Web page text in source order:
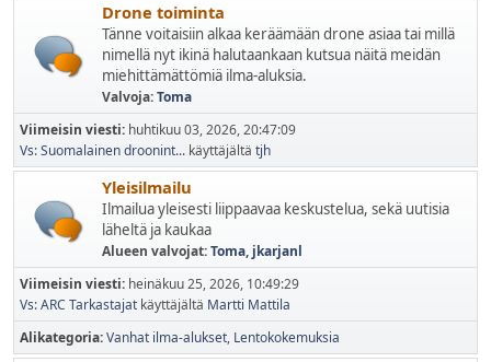
Drone toiminta
Tänne voitaisiin alkaa keräämään drone asiaa tai millä
nimellä nyt ikinä halutaankaan kutsua näitä meidän
miehittämättömiä ilma-aluksia.
Valvoja:Toma
Viimeisin viesti: huhtikuu 03, 2026, 20:47:09
Vs: Suomalainen droonint... käyttäjältä tjh
Yleisilmailu
Ilmailua yleisesti liippaavaa keskustelua, sekä uutisia
läheltä ja kaukaa
Alueen valvojat:Toma, jkarjanl
Viimeisin viesti: heinäkuu 25, 2026, 10:49:29
Vs: ARC Tarkastajat käyttäjältä Martti Mattila
Alikategoria Vanhat ilma-alukset Lentokokemuksia